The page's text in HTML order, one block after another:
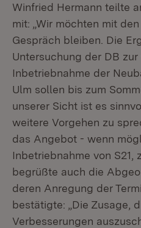
Winfried Hermann teilte
mit: „Wir möchten mit
Gespräch bleiben. Die
Untersuchung der DB
Inbetriebnahme der
Ulm sollen bis zum
unserer Sicht ist es
weitere Vorgehen zu
das Angebot - wenn
Inbetriebnahme von S21,
begrüßte auch die
deren Anregung der
bestätigte: „Die Zusage,
Verbesserungen